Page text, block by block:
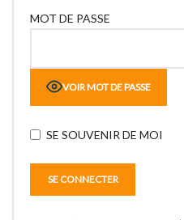
MOT DE PASSE
VOIR MOT DE PASSE
SE SOUVENIR DE MOI